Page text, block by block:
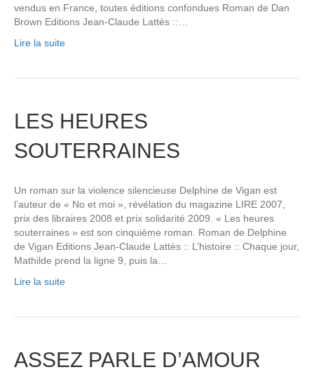
vendus en France, toutes éditions confondues Roman de Dan
Brown Editions Jean-Claude Lattès ::…
Lire la suite
LES HEURES
SOUTERRAINES
Un roman sur la violence silencieuse Delphine de Vigan est
l’auteur de « No et moi », révélation du magazine LIRE 2007,
prix des libraires 2008 et prix solidarité 2009. « Les heures
souterraines » est son cinquième roman. Roman de Delphine
de Vigan Editions Jean-Claude Lattès :: L’histoire :: Chaque jour,
Mathilde prend la ligne 9, puis la…
Lire la suite
ASSEZ PARLE D’AMOUR